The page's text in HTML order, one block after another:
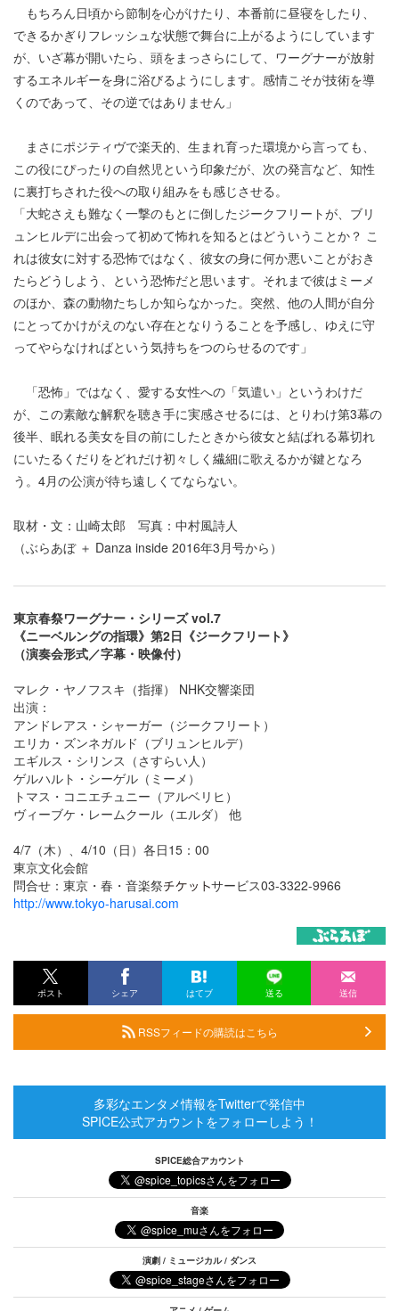
もちろん日頃から節制を心がけたり、本番前に昼寝をしたり、
できるかぎりフレッシュな状態で舞台に上がるようにしています
が、いざ幕が開いたら、頭をまっさらにして、ワーグナーが放射
するエネルギーを身に浴びるようにします。感情こそが技術を導
くのであって、その逆ではありません」
まさにポジティヴで楽天的、生まれ育った環境から言っても、
この役にぴったりの自然児という印象だが、次の発言など、知性
に裏打ちされた役への取り組みをも感じさせる。
「大蛇さえも難なく一撃のもとに倒したジークフリートが、ブリ
ュンヒルデに出会って初めて怖れを知るとはどういうことか？ こ
れは彼女に対する恐怖ではなく、彼女の身に何か悪いことがおき
たらどうしよう、という恐怖だと思います。それまで彼はミーメ
のほか、森の動物たちしか知らなかった。突然、他の人間が自分
にとってかけがえのない存在となりうることを予感し、ゆえに守
ってやらなければという気持ちをつのらせるのです」
「恐怖」ではなく、愛する女性への「気遣い」というわけだ
が、この素敵な解釈を聴き手に実感させるには、とりわけ第3幕の
後半、眠れる美女を目の前にしたときから彼女と結ばれる幕切れ
にいたるくだりをどれだけ初々しく繊細に歌えるかが鍵となろ
う。4月の公演が待ち遠しくてならない。
取材・文：山崎太郎 写真：中村風詩人
（ぶらあぼ ＋ Danza inside 2016年3月号から）
東京春祭ワーグナー・シリーズ vol.7
《ニーベルングの指環》第2日《ジークフリート》
（演奏会形式／字幕・映像付）
マレク・ヤノフスキ（指揮） NHK交響楽団
出演：
アンドレアス・シャーガー（ジークフリート）
エリカ・ズンネガルド（ブリュンヒルデ）
エギルス・シリンス（さすらい人）
ゲルハルト・シーゲル（ミーメ）
トマス・コニエチュニー（アルベリヒ）
ヴィーブケ・レームクール（エルダ） 他
4/7（木）、4/10（日）各日15：00
東京文化会館
問合せ：東京・春・音楽祭
サービス03-3322-9966
http://www.tokyo-harusai.com
ポスト シェア はてブ 送る 送信
RSSフィードの購読はこちら
多彩なエンタメ情報をTwitterで発信中
SPICE公式アカウントをフォローしよう！
SPICE総合アカウント
音楽
演劇 / ミュージカル / ダンス